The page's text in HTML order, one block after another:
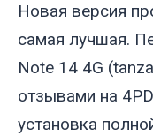
Новая версия
самая лучшая.
Note 14 4G (
отзывами на
установка